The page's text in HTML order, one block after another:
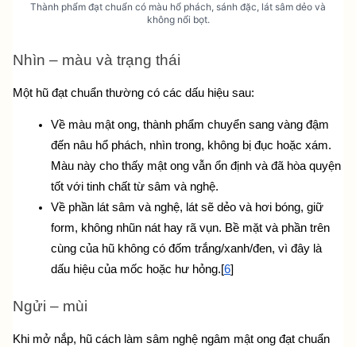
Thành phẩm đạt chuẩn có màu hổ phách, sánh đặc, lát sâm dẻo và
không nổi bọt.
Nhìn – màu và trạng thái
Một hũ đạt chuẩn thường có các dấu hiệu sau:
Về màu mật ong, thành phẩm chuyển sang vàng đậm
đến nâu hổ phách, nhìn trong, không bị đục hoặc xám.
Màu này cho thấy mật ong vẫn ổn định và đã hòa quyện
tốt với tinh chất từ sâm và nghệ.
Về phần lát sâm và nghệ, lát sẽ dẻo và hơi bóng, giữ
form, không nhũn nát hay rã vụn. Bề mặt và phần trên
cùng của hũ không có đốm trắng/xanh/đen, vì đây là
dấu hiệu của mốc hoặc hư hỏng.[6]
Ngửi – mùi
Khi mở nắp, hũ cách làm sâm nghệ ngâm mật ong đạt chuẩn